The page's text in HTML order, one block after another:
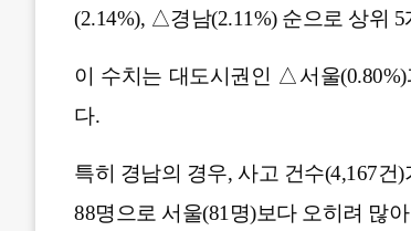
(2.14%), △경남(2.11%) 순으로 상위
이 수치는 대도시권인 △서울
다.
특히 경남의 경우, 사고 건수(4,167
88명으로 서울(81명)보다 오히려 많